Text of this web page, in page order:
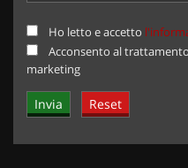
Ho letto e accetto
Acconsento al
marketing